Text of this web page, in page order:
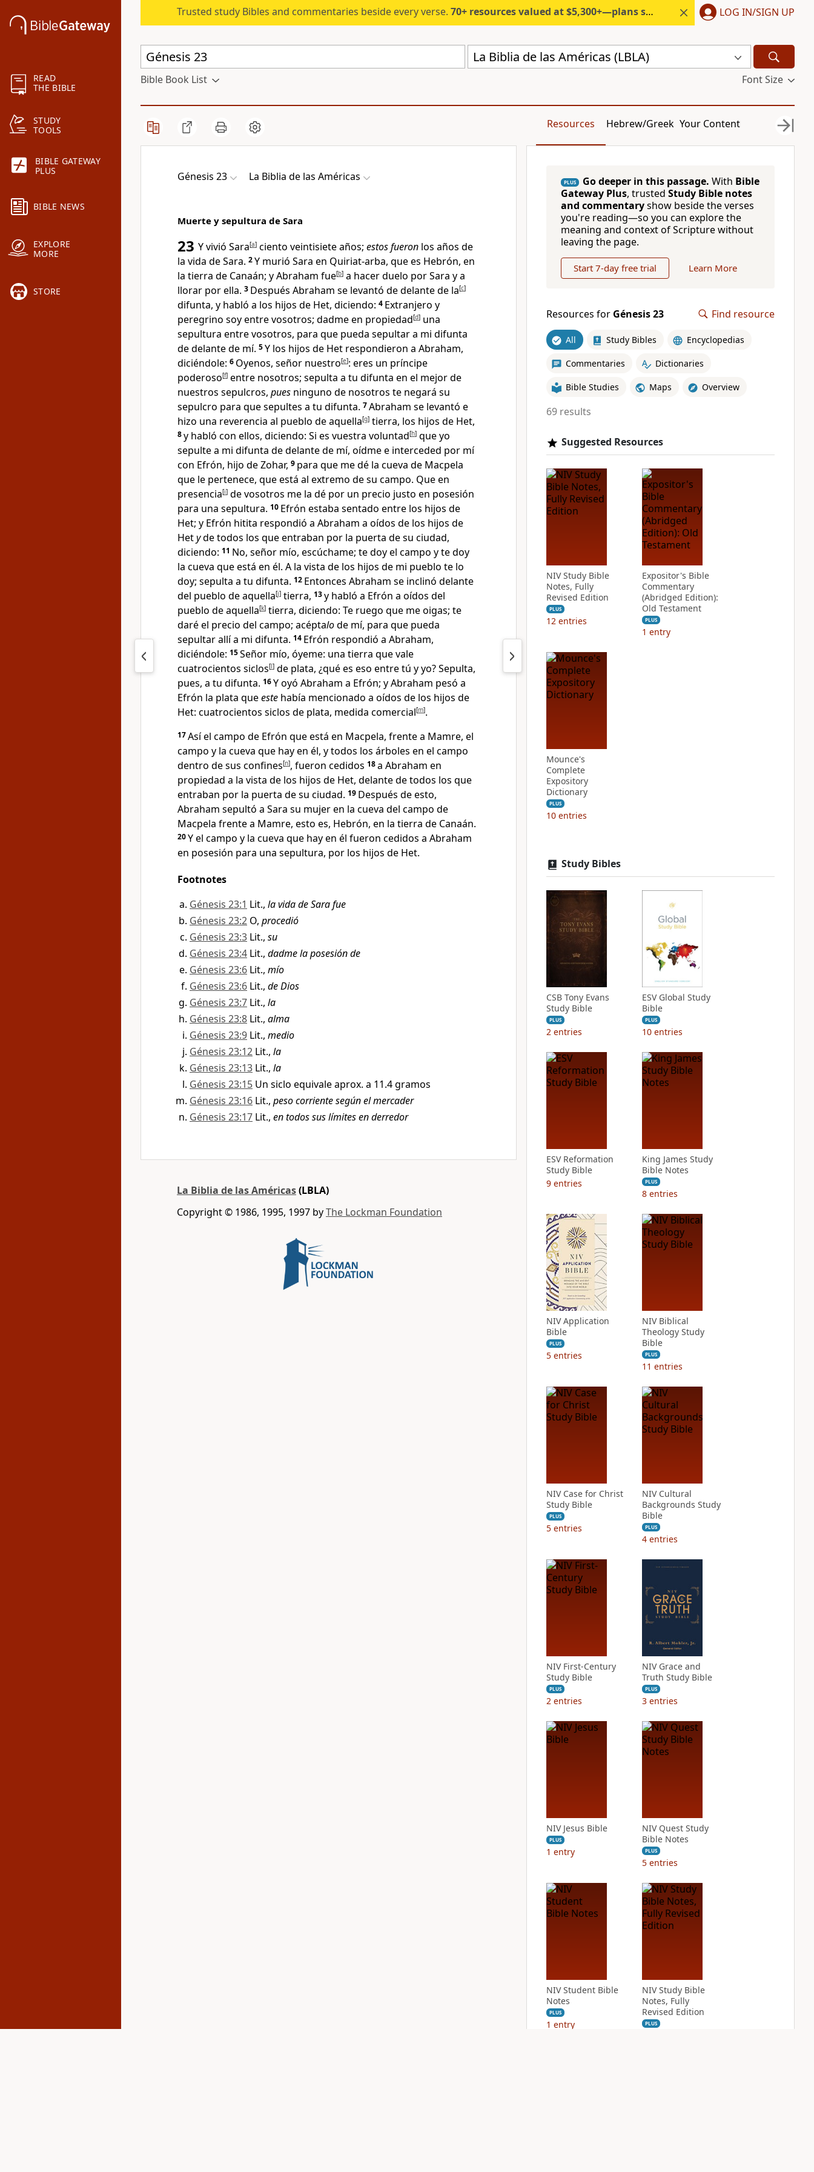
READ
THE BIBLE
STUDY
TOOLS
BIBLE GATEWAY
PLUS
BIBLE NEWS
EXPLORE
MORE
STORE
Trusted study Bibles and commentaries beside every verse. 70+ resources valued at $5,300+—plans start under $6/month. LOG IN/SIGN UP
La Biblia de las Américas (LBLA)
Bible Book List Font Size
Resources Hebrew/Greek Your Content
Génesis 23 La Biblia de las Américas
Muerte y sepultura de Sara
23 Y vivió Sara[a] ciento veintisiete años; estos fueron los años de
la vida de Sara. 2Y murió Sara en Quiriat-arba, que es Hebrón, en
la tierra de Canaán; y Abraham fue[b] a hacer duelo por Sara y a
llorar por ella. 3 Después Abraham se levantó de delante de la[c]
difunta, y habló a los hijos de Het, diciendo: 4 Extranjero y
peregrino soy entre vosotros; dadme en propiedad[d] una
sepultura entre vosotros, para que pueda sepultar a mi difunta
de delante de mí. 5Y los hijos de Het respondieron a Abraham,
diciéndole: 6 Oyenos, señor nuestro[e]: eres un príncipe
poderoso[f] entre nosotros; sepulta a tu difunta en el mejor de
nuestros sepulcros, pues ninguno de nosotros te negará su
sepulcro para que sepultes a tu difunta. 7Abraham se levantó e
hizo una reverencia al pueblo de aquella[g] tierra, los hijos de Het,
8y habló con ellos, diciendo: Si es vuestra voluntad[h] que yo
sepulte a mi difunta de delante de mí, oídme e interceded por mí
con Efrón, hijo de Zohar, 9 para que me dé la cueva de Macpela
que le pertenece, que está al extremo de su campo. Que en
presencia[i] de vosotros me la dé por un precio justo en posesión
para una sepultura. 10 Efrón estaba sentado entre los hijos de
Het; y Efrón hitita respondió a Abraham a oídos de los hijos de
Hetyde todos los que entraban por la puerta de su ciudad,
diciendo: 11 No, señor mío, escúchame; te doy el campo y te doy
la cueva que está en él. A la vista de los hijos de mi pueblo te lo
doy; sepulta a tu difunta. 12 Entonces Abraham se inclinó delante
del pueblo de aquella[j] tierra, 13y habló a Efrón a oídos del
pueblo de aquella[k] tierra, diciendo: Te ruego que me oigas; te
daré el precio del campo; acéptalode mí, para que pueda
sepultar allí a mi difunta. 14 Efrón respondió a Abraham,
diciéndole: 15Señor mío, óyeme: una tierra que vale
cuatrocientos siclos[l] de plata, ¿qué es eso entre tú y yo? Sepulta,
pues, a tu difunta. 16Y oyó Abraham a Efrón; y Abraham pesó a
Efrón la plata queeste había mencionado a oídos de los hijos de
Het: cuatrocientos siclos de plata, medida comercial[m].
17Así el campo de Efrón que está en Macpela, frente a Mamre, el
campo y la cueva que hay en él, y todos los árboles en el campo
dentro de sus confines[n], fueron cedidos 18a Abraham en
propiedad a la vista de los hijos de Het, delante de todos los que
entraban por la puerta de su ciudad. 19 Después de esto,
Abraham sepultó a Sara su mujer en la cueva del campo de
Macpela frente a Mamre, esto es, Hebrón, en la tierra de Canaán.
20Y el campo y la cueva que hay en él fueron cedidos a Abraham
en posesión para una sepultura, por los hijos de Het.
Footnotes
Génesis 23:1 Lit., la vida de Sara fue
Génesis 23:2 O, procedió
Génesis 23:3 Lit., su
Génesis 23:4 Lit., dadme la posesión de
Génesis 23:6 Lit., mío
Génesis 23:6 Lit., de Dios
Génesis 23:7 Lit., la
Génesis 23:8 Lit., alma
Génesis 23:9 Lit., medio
Génesis 23:12 Lit., la
Génesis 23:13 Lit., la
Génesis 23:15 Un siclo equivale aprox. a 11.4 gramos
Génesis 23:16 Lit., peso corriente según el mercader
Génesis 23:17 Lit., en todos sus límites en derredor
La Biblia de las Américas(LBLA)
Copyright © 1986, 1995, 1997 byThe Lockman Foundation
PLUS Go deeper in this passage. With Bible
Gateway Plus, trusted Study Bible notes
and commentaryshow beside the verses
you're reading—so you can explore the
meaning and context of Scripture without
leaving the page.
Start 7-day free trial Learn More
Resources for Génesis 23 Find resource
All Study Bibles Encyclopedias
Commentaries Dictionaries
Bible Studies Maps Overview
69 results
Suggested Resources
NIV Study Bible
Notes, Fully
Revised Edition
PLUS
12 entries
Expositor's Bible
Commentary
(Abridged Edition):
Old Testament
PLUS
1 entry
Mounce's
Complete
Expository
Dictionary
PLUS
10 entries
Study Bibles
CSB Tony Evans
Study Bible
PLUS
2 entries
ESV Global Study
Bible
PLUS
10 entries
ESV Reformation
Study Bible
9 entries
King James Study
Bible Notes
PLUS
8 entries
NIV Application
Bible
PLUS
5 entries
NIV Biblical
Theology Study
Bible
PLUS
11 entries
NIV Case for Christ
Study Bible
PLUS
5 entries
NIV Cultural
Backgrounds Study
Bible
PLUS
4 entries
NIV First-Century
Study Bible
PLUS
2 entries
NIV Grace and
Truth Study Bible
PLUS
3 entries
NIV Jesus Bible
PLUS
1 entry
NIV Quest Study
Bible Notes
PLUS
5 entries
NIV Student Bible
Notes
PLUS
1 entry
NIV Study Bible
Notes, Fully
Revised Edition
PLUS